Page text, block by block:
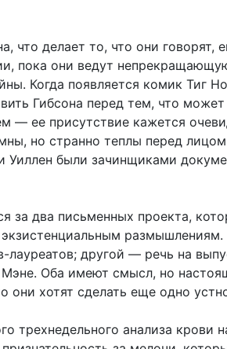
что делает то, что они говорят,
пока они ведут
Когда появляется комик Тиг
Гибсона перед тем, что
— ее присутствие кажется
но странно теплы перед лицом
Уиллен были зачинщиками
за два письменных проекта,
размышлениям.
лауреатов; другой — речь на
Оба имеют смысл, но
они хотят сделать еще одно
трехнедельного анализа крови